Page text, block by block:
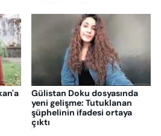
Gülistan Doku dosyasında
yeni gelişme: Tutuklanan
şüphelinin ifadesi ortaya
çıktı